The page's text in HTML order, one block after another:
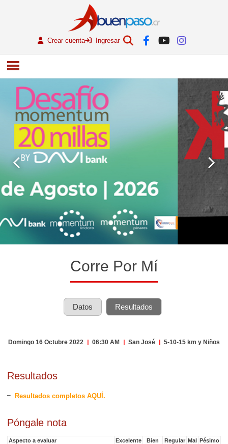
Crear cuenta Ingresar
Corre Por Mí
Datos Resultados
Domingo 16 Octubre 2022 | 06:30 AM | San José | 5-10-15 km y Niños
Resultados
Resultados completos AQUÍ.
Póngale nota
Aspecto a evaluar Excelente Bien Regular Mal Pésimo